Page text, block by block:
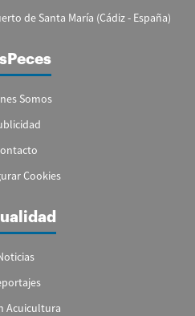
de Santa María (Cádiz - España)
Somos
Cookies
Acuicultura